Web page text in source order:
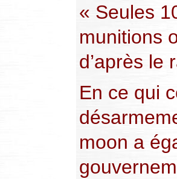
« Seules
munitions
d’après le
En ce qui
moon a